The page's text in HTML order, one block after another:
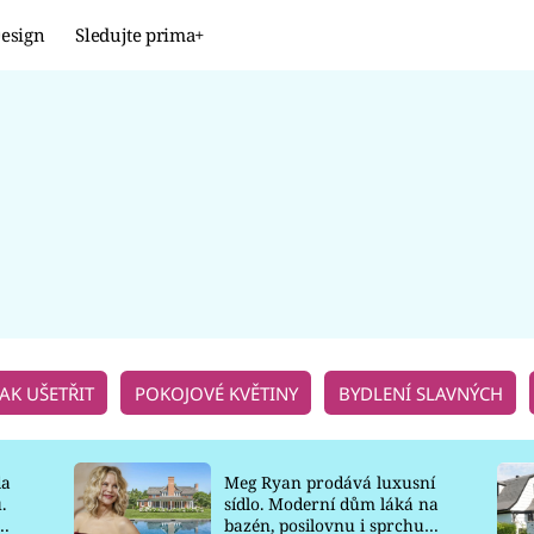
Sledujte prima+
UŠETŘIT POKOJOVÉ KVĚTINY BYDLENÍ SLAVNÝCH
Meg Ryan prodává luxusní
sídlo. Moderní dům láká na
bazén, posilovnu i sprchu